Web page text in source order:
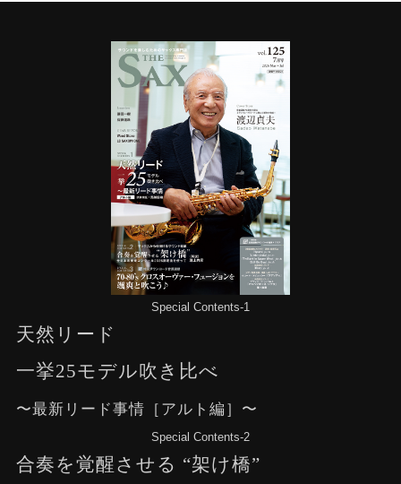
Special Contents-1
天然リード
一挙25モデル吹き比べ
〜最新リード事情［アルト編］〜
Special Contents-2
合奏を覚醒させる “架け橋”